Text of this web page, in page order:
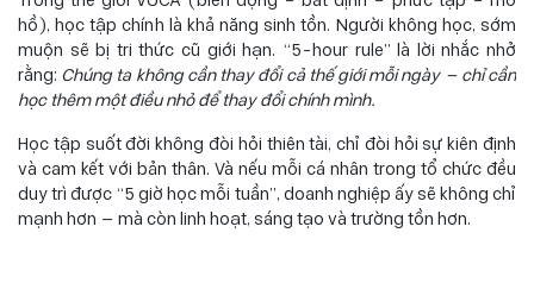
hồ), học tập chính là khả năng sinh tồn. Người không học, sớm
muộn sẽ bị tri thức cũ giới hạn. “5-hour rule” là lời nhắc nhở
rằng: Chúng ta không cần thay đổi cả thế giới mỗi ngày — chỉ cần
học thêm một điều nhỏ để thay đổi chính mình.
Học tập suốt đời không đòi hỏi thiên tài, chỉ đòi hỏi sự kiên định
và cam kết với bản thân. Và nếu mỗi cá nhân trong tổ chức đều
duy trì được “5 giờ học mỗi tuần”, doanh nghiệp ấy sẽ không chỉ
mạnh hơn — mà còn linh hoạt, sáng tạo và trường tồn hơn.